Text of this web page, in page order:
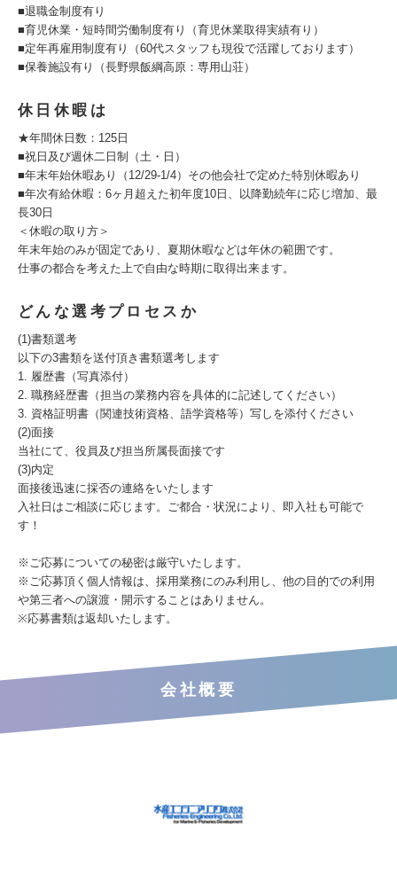
■退職金制度有り
■育児休業・短時間労働制度有り（育児休業取得実績有り）
■定年再雇用制度有り（60代スタッフも現役で活躍しております）
■保養施設有り（長野県飯綱高原：専用山荘）
休日休暇は
★年間休日数：125日
■祝日及び週休二日制（土・日）
■年末年始休暇あり（12/29-1/4）その他会社で定めた特別休暇あり
■年次有給休暇：6ヶ月超えた初年度10日、以降勤続年に応じ増加、最
長30日
＜休暇の取り方＞
年末年始のみが固定であり、夏期休暇などは年休の範囲です。
仕事の都合を考えた上で自由な時期に取得出来ます。
どんな選考プロセスか
(1)書類選考
以下の3書類を送付頂き書類選考します
1. 履歴書（写真添付）
2. 職務経歴書（担当の業務内容を具体的に記述してください）
3. 資格証明書（関連技術資格、語学資格等）写しを添付ください
(2)面接
当社にて、役員及び担当所属長面接です
(3)内定
面接後迅速に採否の連絡をいたします
入社日はご相談に応じます。ご都合・状況により、即入社も可能で
す！
※ご応募についての秘密は厳守いたします。
※ご応募頂く個人情報は、採用業務にのみ利用し、他の目的での利用
や第三者への譲渡・開示することはありません。
※応募書類は返却いたします。
会社概要